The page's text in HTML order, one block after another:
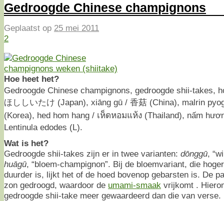
Gedroogde Chinese champignons
Geplaatst op 25 mei 2011
2
Hoe heet het?
Gedroogde Chinese champignons, gedroogde shii-takes,
ほししいたけ (Japan), xiāng gū / 香菇 (China), malrin
(Korea), hed hom hang / เห็ดหอมแห้ง (Thailand), nấm
Lentinula edodes (L).
Wat is het?
Gedroogde shii-takes zijn er in twee varianten: dōnggū,
huāgū, “bloem-champignon”. Bij de bloemvariant, die
duurder is, lijkt het of de hoed bovenop gebarsten is. De
zon gedroogd, waardoor de umami-smaak vrijkomt .
gedroogde shii-take meer gewaardeerd dan die van verse.